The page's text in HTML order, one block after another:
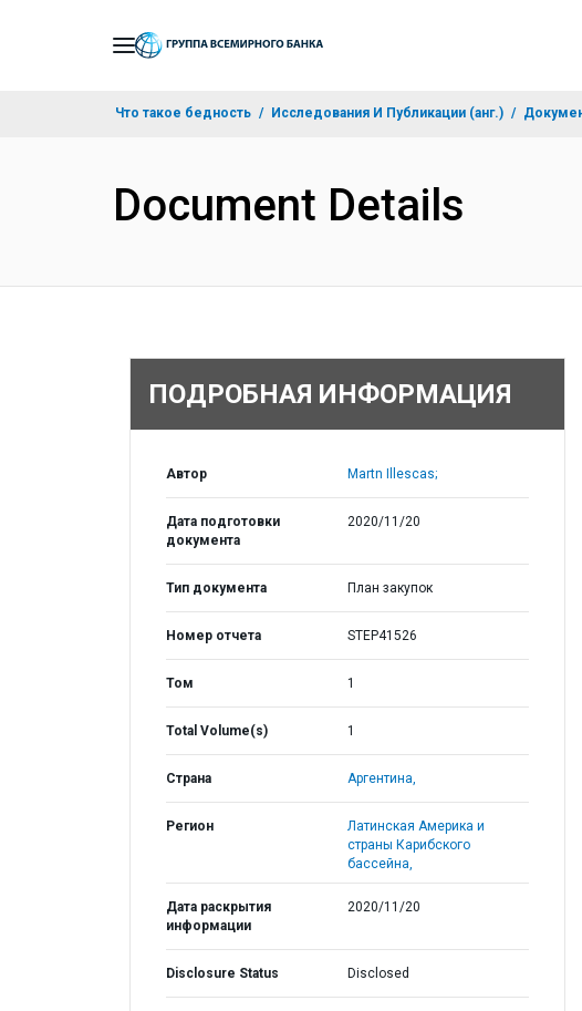
Что такое бедность Исследования И Публикации (анг.)
Document Details
ПОДРОБНАЯ ИНФОРМАЦИЯ
Автор Martn Illescas;
Дата подготовки
документа
2020/11/20
Тип документа План закупок
Номер отчета STEP41526
Том 1
Total Volume(s) 1
Страна Аргентина,
Регион
Латинская Америка и
страны Карибского
бассейна,
Дата раскрытия
информации
2020/11/20
Disclosure Status Disclosed